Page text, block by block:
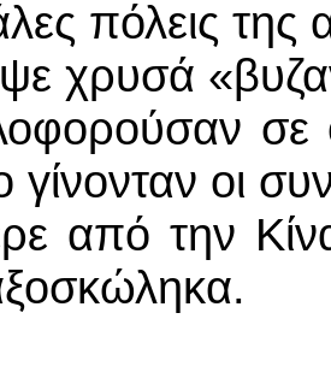
πόλεις της
χρυσά
σε
γίνονταν οι
από την